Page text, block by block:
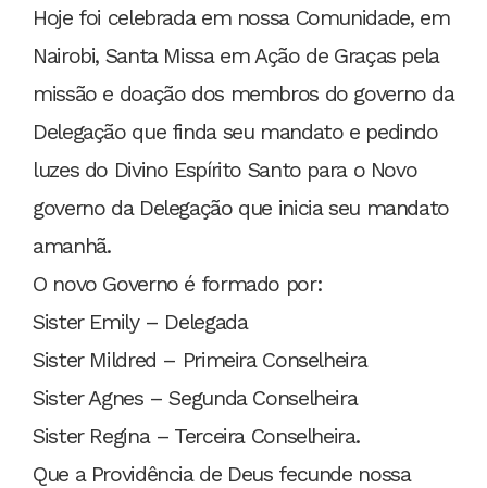
Hoje foi celebrada em nossa Comunidade, em
Nairobi, Santa Missa em Ação de Graças pela
missão e doação dos membros do governo da
Delegação que finda seu mandato e pedindo
luzes do Divino Espírito Santo para o Novo
governo da Delegação que inicia seu mandato
amanhã.
O novo Governo é formado por:
Sister Emily – Delegada
Sister Mildred – Primeira Conselheira
Sister Agnes – Segunda Conselheira
Sister Regina – Terceira Conselheira.
Que a Providência de Deus fecunde nossa